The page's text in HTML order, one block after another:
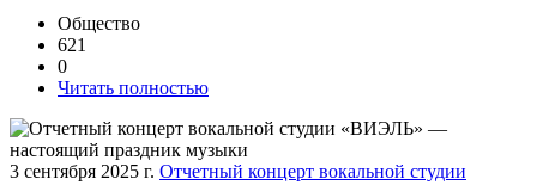
Общество
621
0
Читать полностью
3 сентября 2025 г. Отчетный концерт вокальной студии